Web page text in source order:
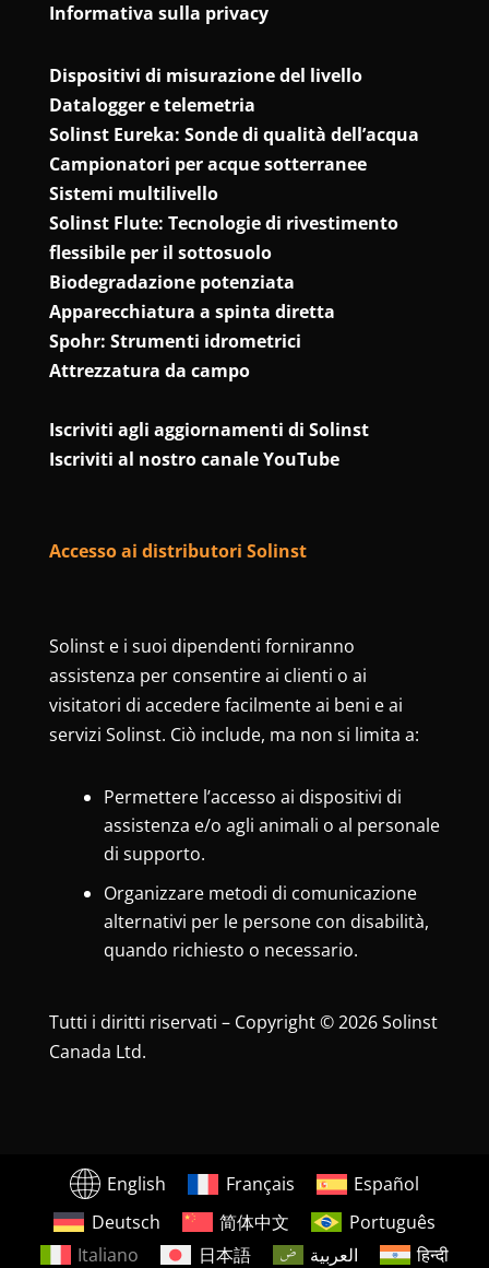
Informativa sulla privacy
Dispositivi di misurazione del livello
Datalogger e telemetria
Solinst Eureka: Sonde di qualità dell’acqua
Campionatori per acque sotterranee
Sistemi multilivello
Solinst Flute: Tecnologie di rivestimento
flessibile per il sottosuolo
Biodegradazione potenziata
Apparecchiatura a spinta diretta
Spohr: Strumenti idrometrici
Attrezzatura da campo
Iscriviti agli aggiornamenti di Solinst
Iscriviti al nostro canale YouTube
Accesso ai distributori Solinst
Solinst e i suoi dipendenti forniranno
assistenza per consentire ai clienti o ai
visitatori di accedere facilmente ai beni e ai
servizi Solinst. Ciò include, ma non si limita a:
Permettere l’accesso ai dispositivi di
assistenza e/o agli animali o al personale
di supporto.
Organizzare metodi di comunicazione
alternativi per le persone con disabilità,
quando richiesto o necessario.
Tutti i diritti riservati – Copyright © 2026 Solinst
Canada Ltd.
English Français
Español
Deutsch
简体中文
Português
Italiano
日本語 العربية हिन्दी